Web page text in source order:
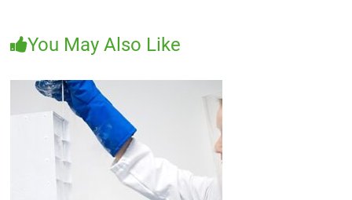
You May Also Like